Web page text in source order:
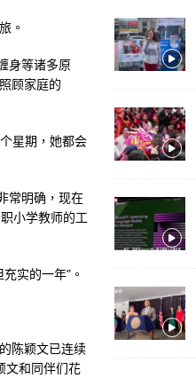
。
身等诸多原
顾家庭的
星期，她都会
常明确，现在
小学教师的工
实的一年”。
陈颖文已连续
文和同伴们花